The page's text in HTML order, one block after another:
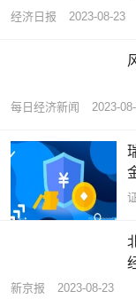
经济日报 2023-08-23
每日经济新闻 2023-
新京报 2023-08-23